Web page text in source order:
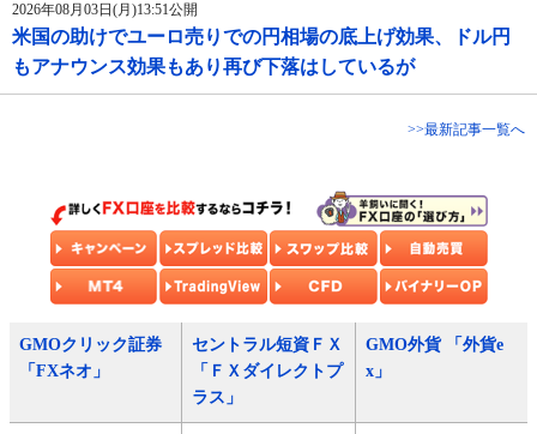
2026年08月03日(月)13:51公開
米国の助けでユーロ売りでの円相場の底上げ効果、ドル円
もアナウンス効果もあり再び下落はしているが
>>最新記事一覧へ
GMOクリック証券
「FXネオ」
セントラル短資ＦＸ
「ＦＸダイレクトプ
ラス」
GMO外貨 「外貨e
x」